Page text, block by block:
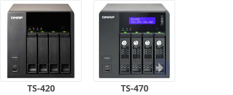
TS-420 TS-470
Próximo